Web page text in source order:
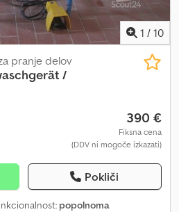
1 / 10
pranje delov
/
390 €
Fiksna cena
(DDV ni mogoče izkazati)
Pokliči
popolnoma